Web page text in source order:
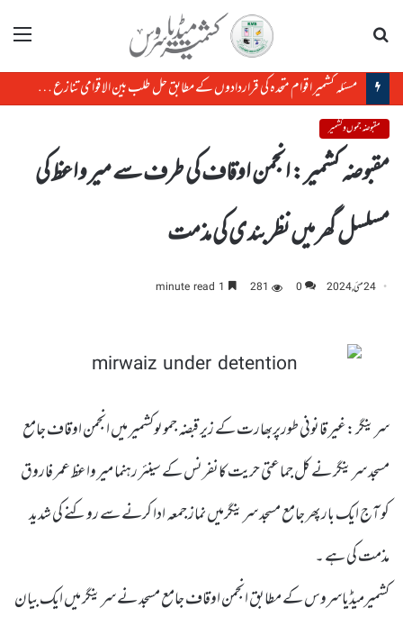
مینو
مسئلہ کشمیر اقوام متحدہ کی قراردادوں کے مطابق حل طلب بین الاقوامی تنازع ہے، حافظ حفیظ الرحمن
مقبوضہ جموں و کشمیر
مقبوضہ کشمیر : انجمن اوقاف کی طرف سے میر واعظ کی
مسلسل گھر میں نظربندی کی مذمت
24 مئی, 2024 0
281
سرینگر :غیر قانونی طورپربھارت کے زیر قبضہ جموںوکشمیر میں انجمن اوقاف جامع
مسجد سرینگر نے کل جماعتی حریت کانفرنس کے سینئر رہنما میر واعظ عمر فاروق
کو آج ایک بار پھر جامع مسجد سرینگرمیں نماز جمعہ ادا کرنے سے روکنے کی شدید
مذمت کی ہے ۔
کشمیرمیڈیاسروس کے مطابق انجمن اوقاف جامع مسجد نے سرینگر میں ایک بیان